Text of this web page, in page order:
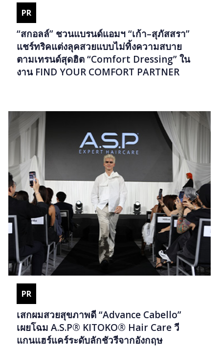
PR
“สกอลล์” ชวนแบรนด์แอมฯ “เก้า–สุภัสสรา”
แชร์ทริคแต่งลุคสวยแบบไม่ทิ้งความสบาย
ตามเทรนด์สุดฮิต “Comfort Dressing” ใน
งาน FIND YOUR COMFORT PARTNER
PR
เสกผมสวยสุขภาพดี “Advance Cabello”
เผยโฉม A.S.P® KITOKO® Hair Care วี
แกนแฮร์แคร์ระดับลักชัวรีจากอังกฤษ